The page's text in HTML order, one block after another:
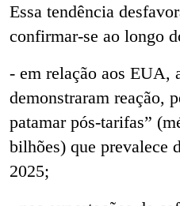
Essa tendência
confirmar-se ao longo
- em relação aos EUA,
demonstraram reação,
patamar pós-tarifas”
bilhões) que prevalece
2025;